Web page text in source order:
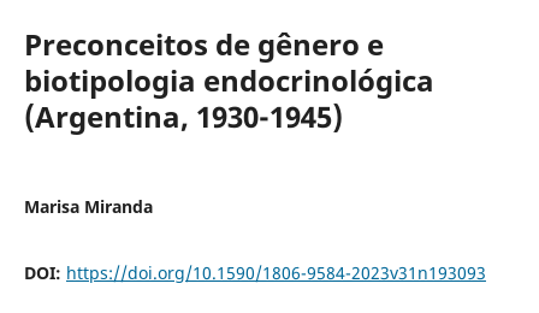
Preconceitos de gênero e
biotipologia endocrinológica
(Argentina, 1930-1945)
Marisa Miranda
DOI: https://doi.org/10.1590/1806-9584-2023v31n193093